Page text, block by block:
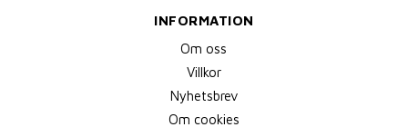
INFORMATION
Om oss
Villkor
Nyhetsbrev
Om cookies